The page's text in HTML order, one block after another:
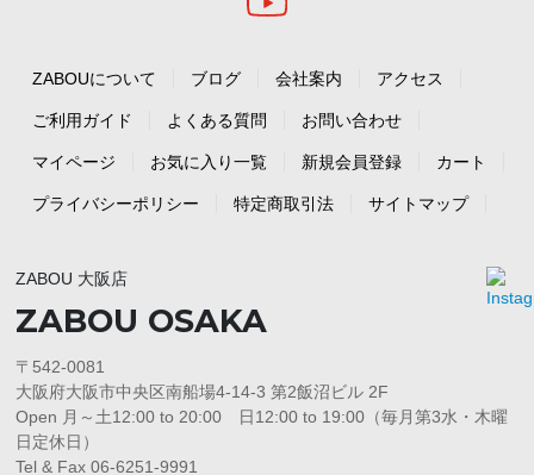
ZABOUについて ブログ 会社案内 アクセス
ご利用ガイド よくある質問 お問い合わせ
マイページ お気に入り一覧 新規会員登録 カート
プライバシーポリシー 特定商取引法 サイトマップ
ZABOU 大阪店
ZABOU OSAKA
〒542-0081
大阪府大阪市中央区南船場4-14-3 第2飯沼ビル 2F
Open 月～土12:00 to 20:00 日12:00 to 19:00（毎月第3水・木曜
日定休日）
Tel & Fax 06-6251-9991